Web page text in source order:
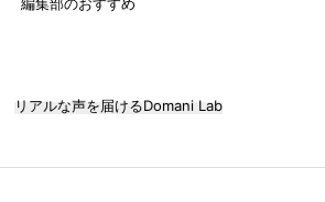
編集部のおすすめ
リアルな声を届けるDomani Lab